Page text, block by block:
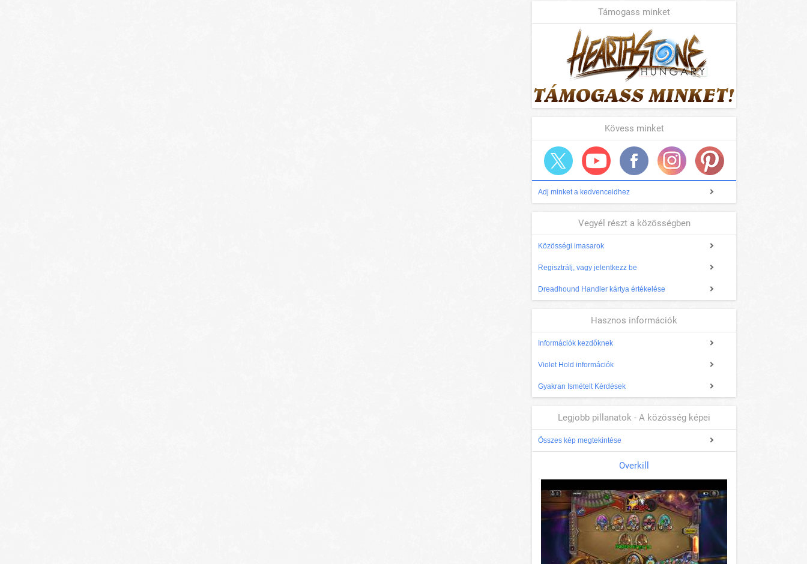
Támogass minket
Kövess minket
Adj minket a kedvenceidhez
Vegyél részt a közösségben
Közösségi imasarok
Regisztrálj, vagy jelentkezz be
Dreadhound Handler kártya értékelése
Hasznos információk
Információk kezdőknek
Violet Hold információk
Gyakran Ismételt Kérdések
Legjobb pillanatok - A közösség képei
Összes kép megtekintése
Overkill